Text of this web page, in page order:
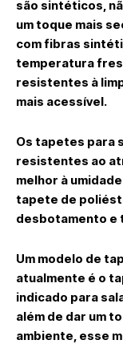
são sintéticos,
um toque mais
com fibras
temperatura
resistentes à
mais acessível.
Os tapetes para
resistentes ao
melhor à
tapete de
desbotamento e
Um modelo de
atualmente é o
indicado para
além de dar um
ambiente, esse